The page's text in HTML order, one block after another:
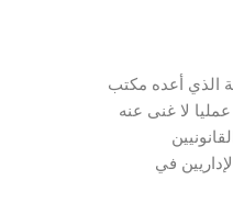
الذي أعده مكتب
لا غنى عنه
في